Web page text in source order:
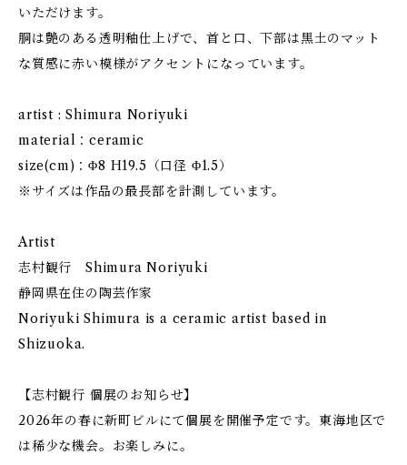
いただけます。
胴は艶のある透明釉仕上げで、首と口、下部は黒土のマット
な質感に赤い模様がアクセントになっています。
artist : Shimura Noriyuki
material：ceramic
size(cm)：Φ8 H19.5（口径 Φ1.5）
※サイズは作品の最長部を計測しています。
Artist
志村観行 Shimura Noriyuki
静岡県在住の陶芸作家
Noriyuki Shimura is a ceramic artist based in
Shizuoka.
【志村観行 個展のお知らせ】
2026年の春に新町ビルにて個展を開催予定です。東海地区で
は稀少な機会。お楽しみに。